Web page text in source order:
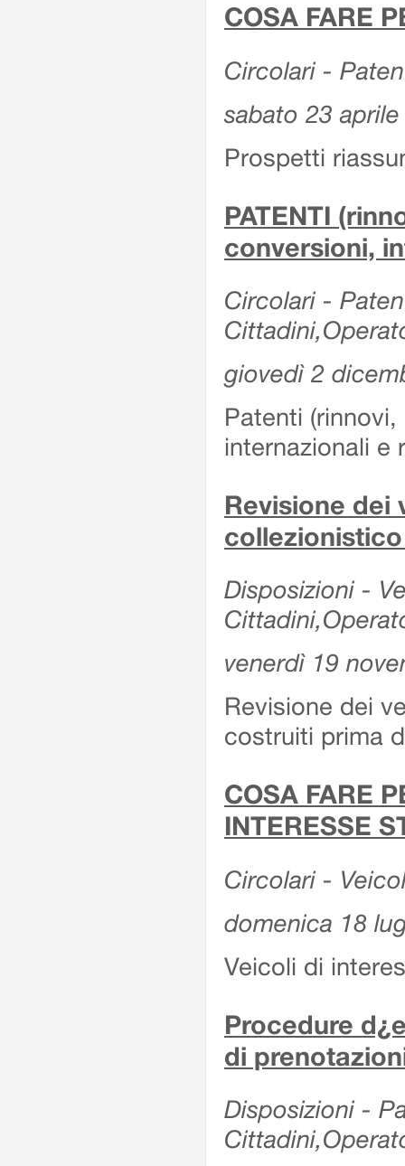
COSA FARE
Circolari -
sabato 23
Prospetti
PATENTI
conversioni,
Circolari -
giovedì 2
Patenti
internazionali e
Revisione dei
Disposizioni -
venerdì 19
Revisione dei
costruiti prima
COSA FARE
INTERESSE
Circolari -
domenica 18
Veicoli di
Procedure
di
Disposizioni -